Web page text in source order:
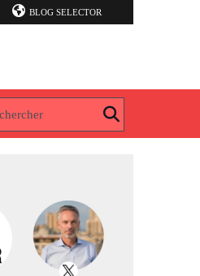
BLOG SELECTOR